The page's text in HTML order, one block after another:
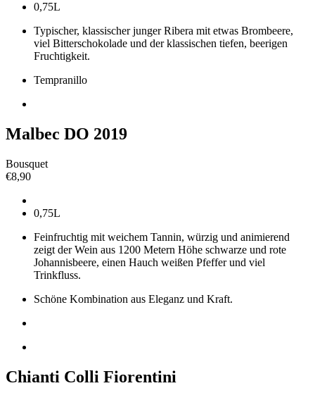
0,75L
Typischer, klassischer junger Ribera mit etwas Brombeere,
viel Bitterschokolade und der klassischen tiefen, beerigen
Fruchtigkeit.
Tempranillo
Malbec DO 2019
Bousquet
€8,90
0,75L
Feinfruchtig mit weichem Tannin, würzig und animierend
zeigt der Wein aus 1200 Metern Höhe schwarze und rote
Johannisbeere, einen Hauch weißen Pfeffer und viel
Trinkfluss.
Schöne Kombination aus Eleganz und Kraft.
Chianti Colli Fiorentini